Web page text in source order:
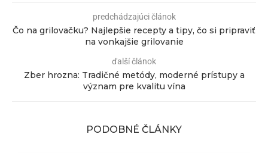
predchádzajúci článok
Čo na grilovačku? Najlepšie recepty a tipy, čo si pripraviť
na vonkajšie grilovanie
ďalší článok
Zber hrozna: Tradičné metódy, moderné prístupy a
význam pre kvalitu vína
PODOBNÉ ČLÁNKY